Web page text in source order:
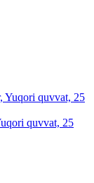
quvvat, 25